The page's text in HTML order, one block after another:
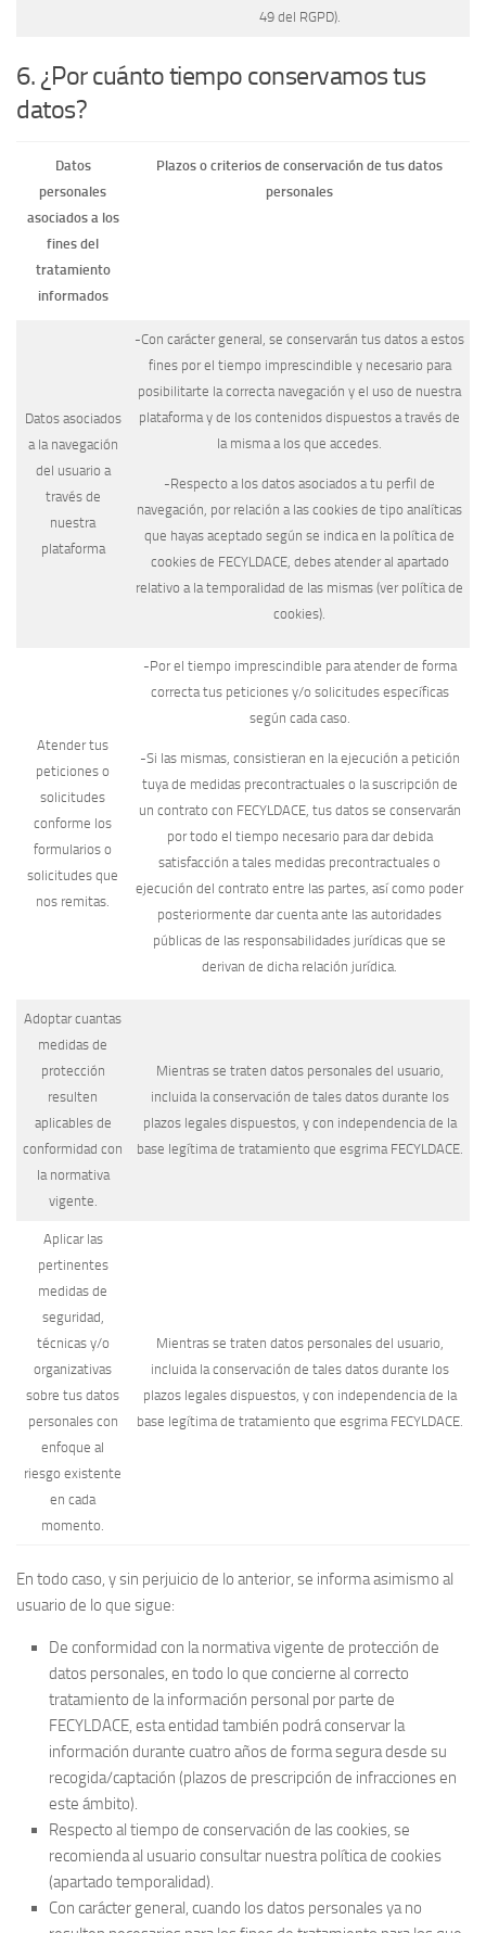
49 del RGPD).
6. ¿Por cuánto tiempo conservamos tus
datos?
Datos
personales
asociados a los
fines del
tratamiento
informados
Plazos o criterios de conservación de tus datos
personales
Datos asociados
a la navegación
del usuario a
través de
nuestra
plataforma
-Con carácter general, se conservarán tus datos a estos
fines por el tiempo imprescindible y necesario para
posibilitarte la correcta navegación y el uso de nuestra
plataforma y de los contenidos dispuestos a través de
la misma a los que accedes.
-Respecto a los datos asociados a tu perfil de
navegación, por relación a las cookies de tipo analíticas
que hayas aceptado según se indica en la política de
cookies de FECYLDACE, debes atender al apartado
relativo a la temporalidad de las mismas (ver política de
cookies).
Atender tus
peticiones o
solicitudes
conforme los
formularios o
solicitudes que
nos remitas.
-Por el tiempo imprescindible para atender de forma
correcta tus peticiones y/o solicitudes específicas
según cada caso.
-Si las mismas, consistieran en la ejecución a petición
tuya de medidas precontractuales o la suscripción de
un contrato con FECYLDACE, tus datos se conservarán
por todo el tiempo necesario para dar debida
satisfacción a tales medidas precontractuales o
ejecución del contrato entre las partes, así como poder
posteriormente dar cuenta ante las autoridades
públicas de las responsabilidades jurídicas que se
derivan de dicha relación jurídica.
Adoptar cuantas
medidas de
protección
resulten
aplicables de
conformidad con
la normativa
vigente.
Mientras se traten datos personales del usuario,
incluida la conservación de tales datos durante los
plazos legales dispuestos, y con independencia de la
base legítima de tratamiento que esgrima FECYLDACE.
Aplicar las
pertinentes
medidas de
seguridad,
técnicas y/o
organizativas
sobre tus datos
personales con
enfoque al
riesgo existente
en cada
momento.
Mientras se traten datos personales del usuario,
incluida la conservación de tales datos durante los
plazos legales dispuestos, y con independencia de la
base legítima de tratamiento que esgrima FECYLDACE.
En todo caso, y sin perjuicio de lo anterior, se informa asimismo al
usuario de lo que sigue:
De conformidad con la normativa vigente de protección de
datos personales, en todo lo que concierne al correcto
tratamiento de la información personal por parte de
FECYLDACE, esta entidad también podrá conservar la
información durante cuatro años de forma segura desde su
recogida/captación (plazos de prescripción de infracciones en
este ámbito).
Respecto al tiempo de conservación de las cookies, se
recomienda al usuario consultar nuestra política de cookies
(apartado temporalidad).
Con carácter general, cuando los datos personales ya no